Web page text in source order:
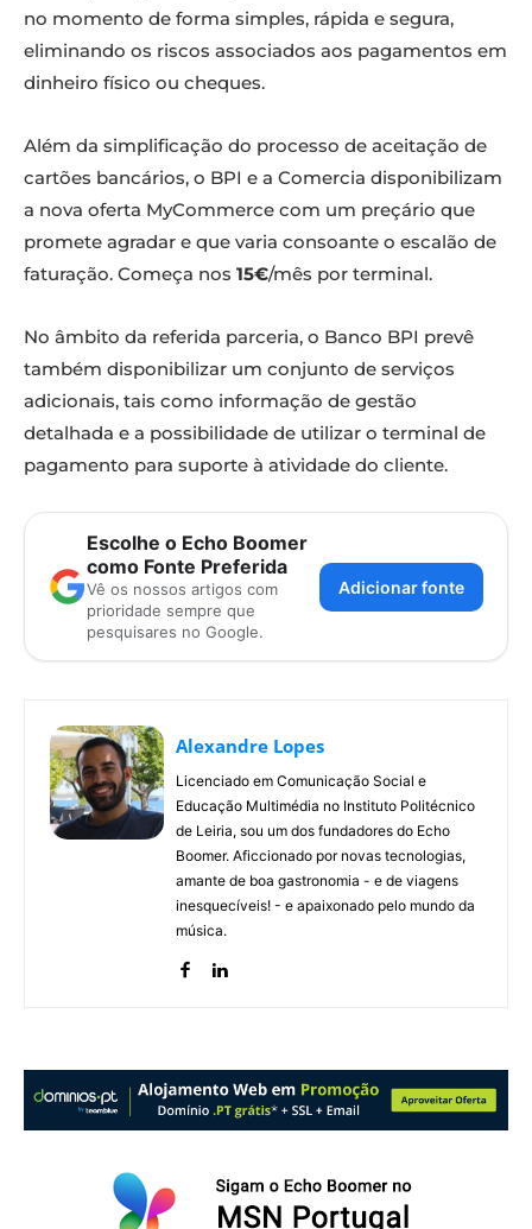
no momento de forma simples, rápida e segura,
eliminando os riscos associados aos pagamentos em
dinheiro físico ou cheques.
Além da simplificação do processo de aceitação de
cartões bancários, o BPI e a Comercia disponibilizam
a nova oferta MyCommerce com um preçário que
promete agradar e que varia consoante o escalão de
faturação. Começa nos 15€/mês por terminal.
No âmbito da referida parceria, o Banco BPI prevê
também disponibilizar um conjunto de serviços
adicionais, tais como informação de gestão
detalhada e a possibilidade de utilizar o terminal de
pagamento para suporte à atividade do cliente.
Escolhe o Echo Boomer
como Fonte Preferida
Vê os nossos artigos com
prioridade sempre que
pesquisares no Google.
Adicionar fonte
Alexandre Lopes
Licenciado em Comunicação Social e
Educação Multimédia no Instituto Politécnico
de Leiria, sou um dos fundadores do Echo
Boomer. Aficcionado por novas tecnologias,
amante de boa gastronomia - e de viagens
inesquecíveis! - e apaixonado pelo mundo da
música.